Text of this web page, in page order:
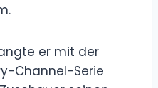
er mit der
Channel-Serie